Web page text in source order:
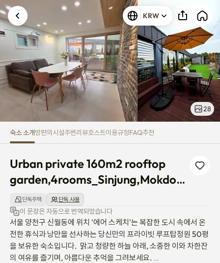
Urban private 160m2 rooftop
KRW
28
숙소 소개방편의시설주변리뷰호스트이용규정FAQ추천
Urban private 160m2 rooftop
garden,4rooms_Sinjung,Mokdong
st 단독주택 단독 사용
이 문장은 자동으로 번역되었습니다
서울 양천구 신월동에 위치 '에어 스케치'는 복잡한 도시 속에서 온
전한 휴식과 낭만을 선사하는 당신만의 프라이빗 루프탑정원 50평
을 보유한 숙소입니다.  맑고 청량한 하늘 아래, 소중한 이와 차한잔
의 여유를 즐기며, 아름다운 추억을 그려보세요.